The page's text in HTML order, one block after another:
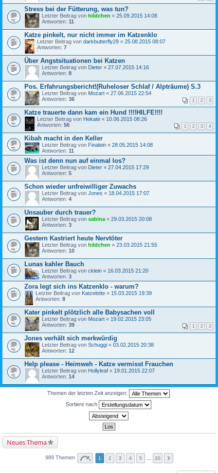
Stress bei der Fütterung, was tun?
Letzter Beitrag von hildchen « 25.09.2015 14:08
Antworten: 11
Katze pinkelt, nur nicht immer im Katzenklo
Letzter Beitrag von darkbutterfly29 « 25.08.2015 08:07
Antworten: 7
Über Angstsituationen bei Katzen
Letzter Beitrag von Dieter « 27.07.2015 14:16
Antworten: 8
Pos. Erfahrungsbericht!(Ruheloser Schlaf / Alpträume) S.3
Letzter Beitrag von Mozart « 27.06.2015 22:54
Antworten: 36 1 2 3
Katze trauerte dann kam ein Hund !!!!HILFE!!!!
Letzter Beitrag von Hekate « 10.06.2015 08:26
Antworten: 56 1 2 3 4
Kibah macht in den Keller
Letzter Beitrag von Finalein « 28.05.2015 14:08
Antworten: 11
Was ist denn nun auf einmal los?
Letzter Beitrag von Dieter « 27.04.2015 17:29
Antworten: 5
Schon wieder unfreiwilliger Zuwachs
Letzter Beitrag von Jones « 18.04.2015 17:07
Antworten: 4
Unsauber durch trauer?
Letzter Beitrag von sabina « 29.03.2015 20:08
Antworten: 3
Gestern Kastriert heute Nervtöter
Letzter Beitrag von hildchen « 23.03.2015 21:55
Antworten: 10
Lunas kahler Bauch
Letzter Beitrag von cklein « 16.03.2015 21:20
Antworten: 3
Zora legt sich ins Katzenklo - warum?
Letzter Beitrag von Katzelotte « 15.03.2015 19:39
Antworten: 8
Kater pinkelt plötzlich alle Babysachen voll
Letzter Beitrag von Mozart « 19.02.2015 23:05
Antworten: 39 1 2 3
Jones verhält sich merkwürdig
Letzter Beitrag von Schuggi « 03.02.2015 20:38
Antworten: 12
Help please - Heimweh - Katze vermisst Frauchen
Letzter Beitrag von Hollyleaf « 19.01.2015 22:07
Antworten: 14
Themen der letzten Zeit anzeigen:
Sortiere nach
Neues Thema
989 Themen 1 2 3 4 5 20